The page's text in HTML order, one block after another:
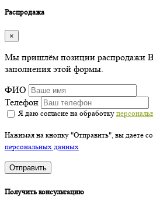
Распродажа
×
Мы пришлём позиции распродажи
заполнения этой формы.
ФИО
Телефон
Я даю согласие на обработку
Нажимая на кнопку "Отправить", вы даете
персональных данных
Отправить
Получить консультацию